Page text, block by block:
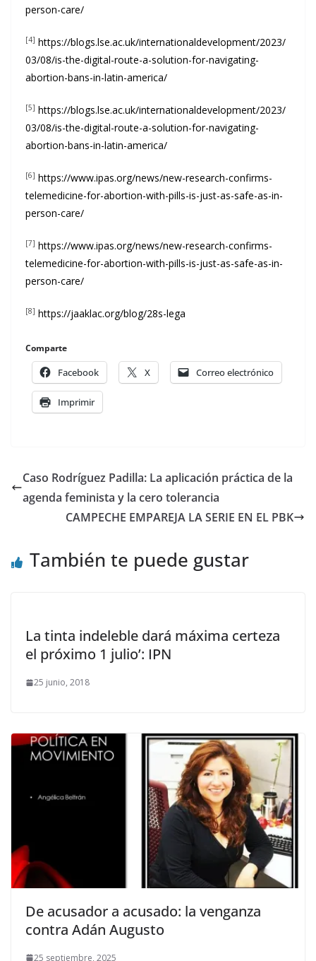
person-care/
[4] https://blogs.lse.ac.uk/internationaldevelopment/2023/
03/08/is-the-digital-route-a-solution-for-navigating-
abortion-bans-in-latin-america/
[5] https://blogs.lse.ac.uk/internationaldevelopment/2023/
03/08/is-the-digital-route-a-solution-for-navigating-
abortion-bans-in-latin-america/
[6] https://www.ipas.org/news/new-research-confirms-
telemedicine-for-abortion-with-pills-is-just-as-safe-as-in-
person-care/
[7] https://www.ipas.org/news/new-research-confirms-
telemedicine-for-abortion-with-pills-is-just-as-safe-as-in-
person-care/
[8] https://jaaklac.org/blog/28s-lega
Comparte
Facebook X Correo electrónico
Imprimir
Caso Rodríguez Padilla: La aplicación práctica de la
agenda feminista y la cero tolerancia
CAMPECHE EMPAREJA LA SERIE EN EL PBK
También te puede gustar
La tinta indeleble dará máxima certeza
el próximo 1 julio’: IPN
25 junio, 2018
De acusador a acusado: la venganza
contra Adán Augusto
25 septiembre, 2025